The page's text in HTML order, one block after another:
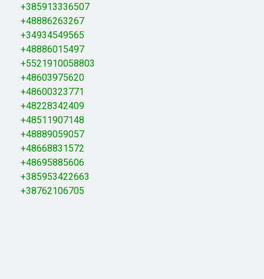
+385913336507
+48886263267
+34934549565
+48886015497
+5521910058803
+48603975620
+48600323771
+48228342409
+48511907148
+48889059057
+48668831572
+48695885606
+385953422663
+38762106705